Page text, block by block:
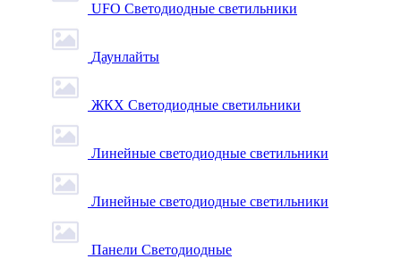
UFO Светодиодные светильники
Даунлайты
ЖКХ Светодиодные светильники
Линейные светодиодные светильники
Линейные светодиодные светильники
Панели Светодиодные